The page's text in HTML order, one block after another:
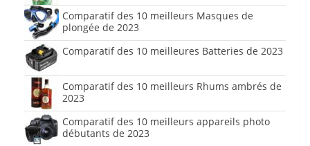
Comparatif des 10 meilleurs Masques de
plongée de 2023
Comparatif des 10 meilleures Batteries de 2023
Comparatif des 10 meilleurs Rhums ambrés de
2023
Comparatif des 10 meilleurs appareils photo
débutants de 2023